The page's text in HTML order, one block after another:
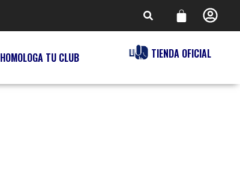
HOMOLOGA TU CLUB TIENDA OFICIAL